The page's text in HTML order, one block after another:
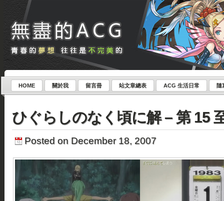
HOME 關於我 留言冊 站文章總表 ACG 生活日常 隨
ひぐらしのなく頃に解 – 第 15
Posted on December 18, 2007